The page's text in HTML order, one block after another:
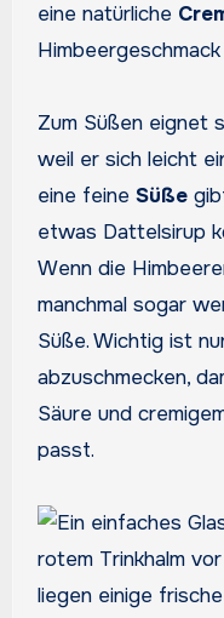
eine natürliche
Zum Süßen eignet
weil er sich leicht
eine feine Süße
etwas Dattelsirup
Wenn die
manchmal sogar
Süße. Wichtig ist
abzuschmecken,
Säure und
passt.